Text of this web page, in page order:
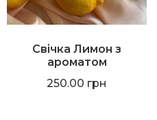
Свічка Лимон з
ароматом
250.00 грн